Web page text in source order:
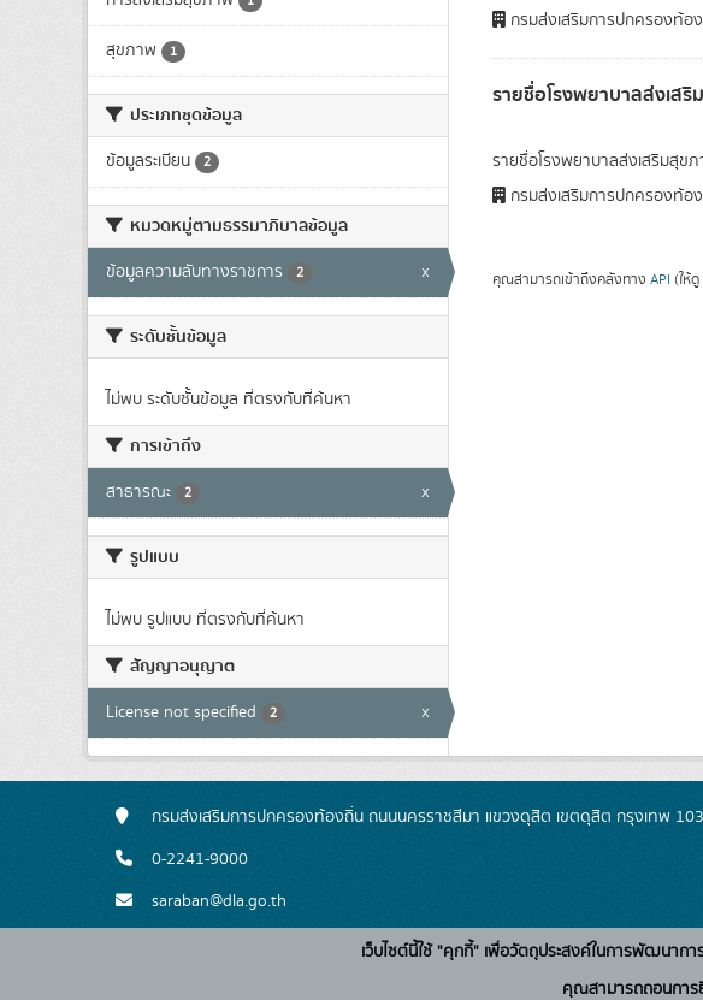
สุขภาพ 1
ประเภทชุดข้อมูล
ข้อมูลระเบียน 2
หมวดหมู่ตามธรรมาภิบาลข้อมูล
ข้อมูลความลับทางราชการ 2 x
ระดับชั้นข้อมูล
ไม่พบ ระดับชั้นข้อมูล ที่ตรงกับที่ค้นหา
การเข้าถึง
สาธารณะ 2 x
รูปแบบ
ไม่พบ รูปแบบ ที่ตรงกับที่ค้นหา
สัญญาอนุญาต
License not specified 2 x
กรมส่งเสริมการปกครองท้อ
รายชื่อโรงพยาบาลส่งเส
รายชื่อโรงพยาบาลส่งเสริมสุ
กรมส่งเสริมการปกครองท้อ
คุณสามารถเข้าถึงคลังทาง API (ให้ดู
กรมส่งเสริมการปกครองท้องถิ่น ถนนนครราชสีมา แขวงดุสิต เขตดุสิต กรุงเทพ
0-2241-9000
saraban@dla.go.th
เว็บไซต์นี้ใช้ "คุกกี้" เพื่อวัตถุประสงค์ในการพัฒนาก
คุณสามารถถอนการ